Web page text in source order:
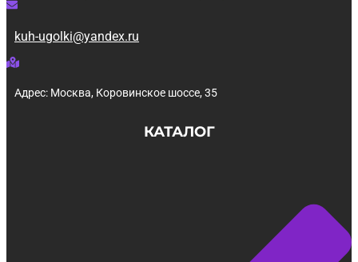
kuh-ugolki@yandex.ru
Адрес: Москва, Коровинское шоссе, 35
КАТАЛОГ